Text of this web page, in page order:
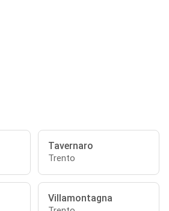
Tavernaro
Trento
Villamontagna